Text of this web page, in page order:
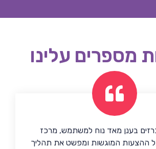
מספרים עלינו
בענן מאד נוח למשתמש, מרכז
ההצעות המוגשות ומפשט את תהליך